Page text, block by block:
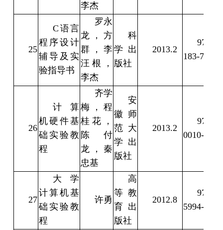
李杰
25
C语言
程序设计
辅导及实
验指导书
罗永
龙，方
群，李
汪根，
李杰
科
学出
版社
2013.2
978-
183-7
26
计算
机硬件基
础实验教
程
齐学
梅，程
桂花，
陈付
龙，秦
忠基
安
徽师
范大
学出
版社
2013.2
978-7-
0010-2
27
大学
计算机基
础 实验教
程
许勇
高
等教
育出
版社
2012.8
978-7-
5994-7